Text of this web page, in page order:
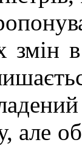
змін
але